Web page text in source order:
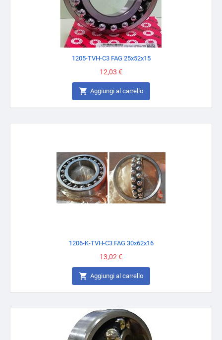
1205-TVH-C3 FAG 25x52x15
Prezzo
12,03 €
 Aggiungi al carrello
1206-K-TVH-C3 FAG 30x62x16
Prezzo
13,02 €
 Aggiungi al carrello